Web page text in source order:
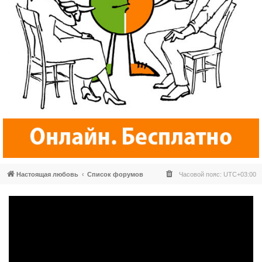
Настоящая любовь Список форумов Часовой пояс: UTC+03:00